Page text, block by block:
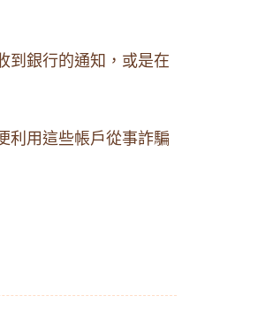
到銀行的通知，或是在
利用這些帳戶從事詐騙